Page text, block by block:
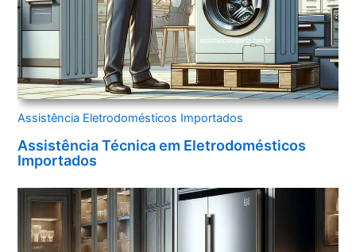
Assistência Eletrodomésticos Importados
Assistência Técnica em Eletrodomésticos
Importados